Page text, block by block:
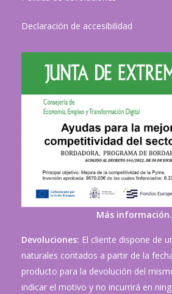
Declaración de accesibilidad
Más
Devoluciones: El cliente dispone de
naturales contados a partir de la
producto para la devolución del
indicar el motivo y no incurrirá en